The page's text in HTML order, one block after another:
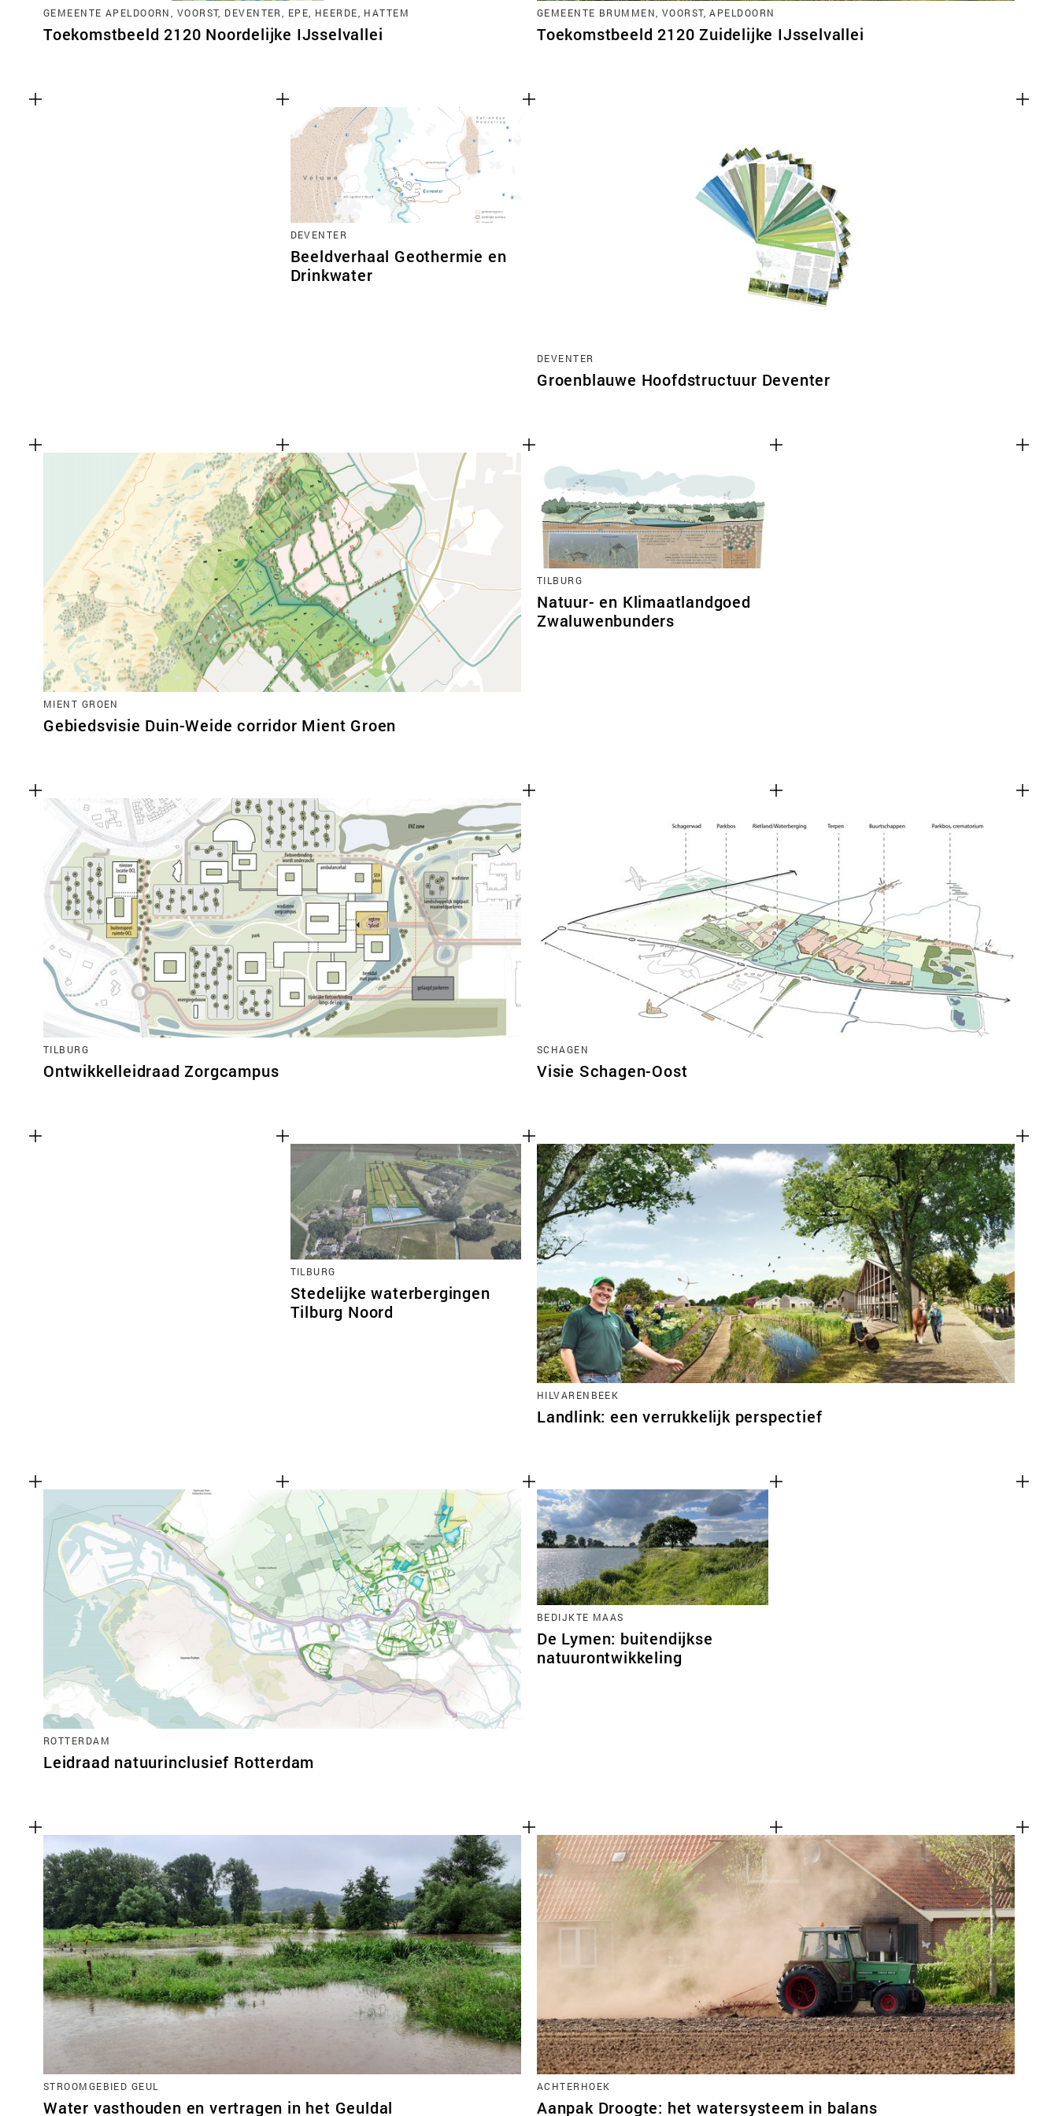
GEMEENTE APELDOORN, VOORST, DEVENTER, EPE, HEERDE, HATTEM
Toekomstbeeld 2120 Noordelijke IJsselvallei
GEMEENTE BRUMMEN, VOORST, APELDOORN
Toekomstbeeld 2120 Zuidelijke IJsselvallei
DEVENTER
Beeldverhaal Geothermie en
Drinkwater
DEVENTER
Groenblauwe Hoofdstructuur Deventer
MIENT GROEN
Gebiedsvisie Duin-Weide corridor Mient Groen
TILBURG
Natuur- en Klimaatlandgoed
Zwaluwenbunders
TILBURG
Ontwikkelleidraad Zorgcampus
SCHAGEN
Visie Schagen-Oost
TILBURG
Stedelijke waterbergingen
Tilburg Noord
HILVARENBEEK
Landlink: een verrukkelijk perspectief
ROTTERDAM
Leidraad natuurinclusief Rotterdam
BEDIJKTE MAAS
De Lymen: buitendijkse
natuurontwikkeling
STROOMGEBIED GEUL
Water vasthouden en vertragen in het Geuldal
ACHTERHOEK
Aanpak Droogte: het watersysteem in balans